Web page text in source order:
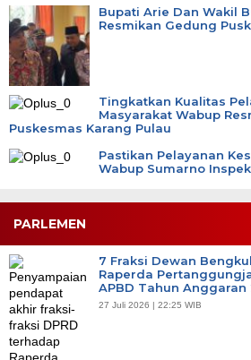
Bupati Arie Dan Wakil
Resmikan Gedung
Tingkatkan Kualitas
Masyarakat Wabup
Puskesmas Karang Pulau
Pastikan Pelayanan
Wabup Sumarno
PARLEMEN
7 Fraksi Dewan
Raperda
APBD Tahun Anggaran
27 Juli 2026 | 22:25 WIB